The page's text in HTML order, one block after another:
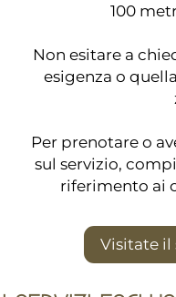
100
Non esitare a
esigenza o
Per prenotare o
sul servizio,
riferimento ai
Visitate il